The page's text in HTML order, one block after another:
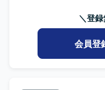
＼登
会員登